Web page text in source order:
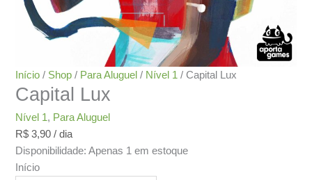
Início / Shop / Para Aluguel / Nível 1 / Capital Lux
Capital Lux
Nível 1, Para Aluguel
R$ 3,90 / dia
Disponibilidade: Apenas 1 em estoque
Início